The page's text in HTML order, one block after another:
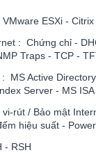
ESXi -
: Chứng chỉ -
Traps - TCP -
MS Active
Server - MS
rút / Bảo mật
hiệu suất -
- RSH